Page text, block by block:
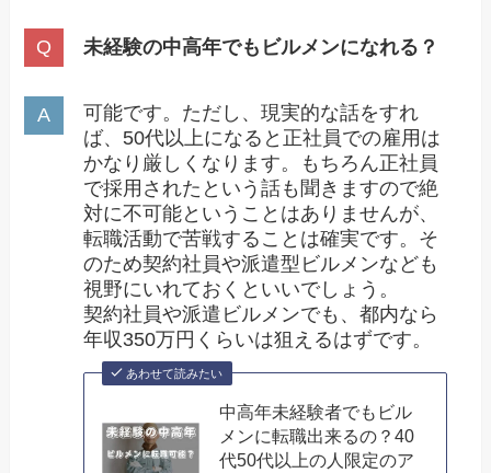
未経験の中高年でもビルメンになれる？
可能です。ただし、現実的な話をすれ
ば、50代以上になると正社員での雇用は
かなり厳しくなります。もちろん正社員
で採用されたという話も聞きますので絶
対に不可能ということはありませんが、
転職活動で苦戦することは確実です。そ
のため契約社員や派遣型ビルメンなども
視野にいれておくといいでしょう。
契約社員や派遣ビルメンでも、都内なら
年収350万円くらいは狙えるはずです。
あわせて読みたい
中高年未経験者でもビル
メンに転職出来るの？40
代50代以上の人限定のア